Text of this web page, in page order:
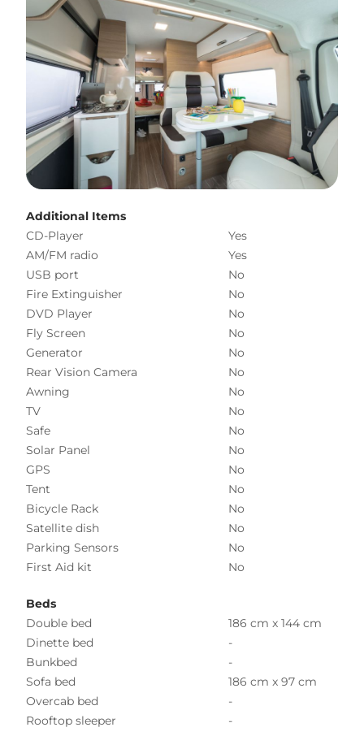
Additional Items
CD-Player
Yes
AM/FM radio
Yes
USB port
No
Fire Extinguisher
No
DVD Player
No
Fly Screen
No
Generator
No
Rear Vision Camera
No
Awning
No
TV
No
Safe
No
Solar Panel
No
GPS
No
Tent
No
Bicycle Rack
No
Satellite dish
No
Parking Sensors
No
First Aid kit
No
Beds
Double bed
186 cm x 144 cm
Dinette bed
-
Bunkbed
-
Sofa bed
186 cm x 97 cm
Overcab bed
-
Rooftop sleeper
-